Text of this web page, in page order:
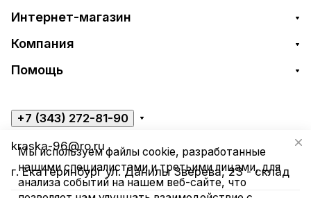
Интернет-магазин
Компания
Помощь
+7 (343) 272-81-90
kraska-96@ro.ru
г. Екатеринбург ул. Данилы Зверева, 23 - склад
Мы используем файлы cookie, разработанные
нашими специалистами и третьими лицами, для
анализа событий на нашем веб-сайте, что